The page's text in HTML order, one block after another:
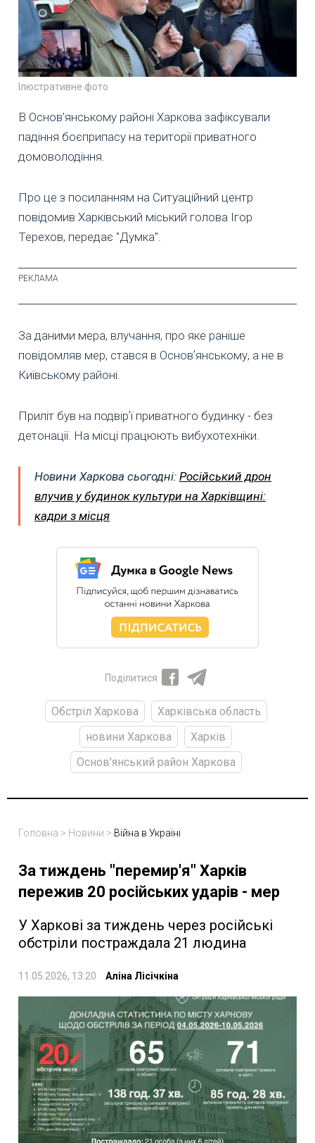
Ілюстративне фото
В Основ’янському районі Харкова зафіксували
падіння боєприпасу на території приватного
домоволодіння.
Про це з посиланням на Ситуаційний центр
повідомив Харківський міський голова Ігор
Терехов, передає "Думка".
За даними мера, влучання, про яке раніше
повідомляв мер, стався в Основʼянському, а не в
Київському районі.
Приліт був на подвірʼї приватного будинку - без
детонації. На місці працюють вибухотехніки.
Новини Харкова сьогодні: Російський дрон
влучив у будинок культури на Харківщині:
кадри з місця
Поділитися
Обстріл Харкова
Харківська область
новини Харкова
Харків
Основ'янський район Харкова
Головна > Новини > Війна в Україні
За тиждень "перемир'я" Харків
пережив 20 російських ударів - мер
У Харкові за тиждень через російські
обстріли постраждала 21 людина
11.05.2026, 13:20 Аліна Лісічкіна